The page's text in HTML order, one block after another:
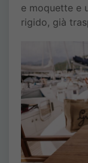
e moquette e
rigido, già